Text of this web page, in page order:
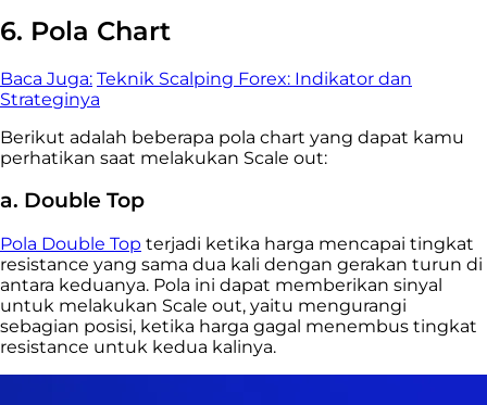
6. Pola Chart
Baca Juga: Teknik Scalping Forex: Indikator dan
Strateginya
Berikut adalah beberapa pola chart yang dapat kamu
perhatikan saat melakukan Scale out:
a. Double Top
Pola Double Top terjadi ketika harga mencapai tingkat
resistance yang sama dua kali dengan gerakan turun di
antara keduanya. Pola ini dapat memberikan sinyal
untuk melakukan Scale out, yaitu mengurangi
sebagian posisi, ketika harga gagal menembus tingkat
resistance untuk kedua kalinya.